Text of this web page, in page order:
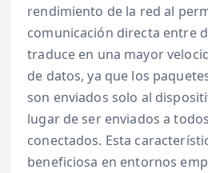
rendimiento de la red al
comunicación directa entre
traduce en una mayor
de datos, ya que los
son enviados solo al
lugar de ser enviados a
conectados. Esta
beneficiosa en entornos